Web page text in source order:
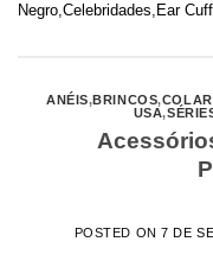
Negro,Celebridades, Ear
ANÉIS,BRINCOS,
USA,
POSTED ON7 DE